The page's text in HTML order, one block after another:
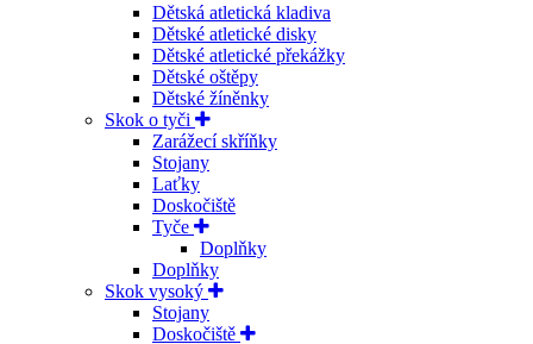
Dětská atletická kladiva
Dětské atletické disky
Dětské atletické překážky
Dětské oštěpy
Dětské žíněnky
Skok o tyči
Zarážecí skříňky
Stojany
Laťky
Doskočiště
Tyče
Doplňky
Doplňky
Skok vysoký
Stojany
Doskočiště